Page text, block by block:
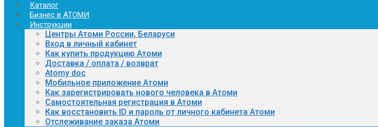
Каталог
Бизнес в АТОМИ
Инструкции
Центры Атоми России, Беларуси
Вход в личный кабинет
Как купить продукцию Атоми
Доставка / оплата / возврат
Atomy doc
Мобильное приложение Атоми
Как зарегистрировать нового человека в Атоми
Самостоятельная регистрация в Атоми
Как восстановить ID и пароль от личного кабинета Атоми
Отслеживание заказа Атоми